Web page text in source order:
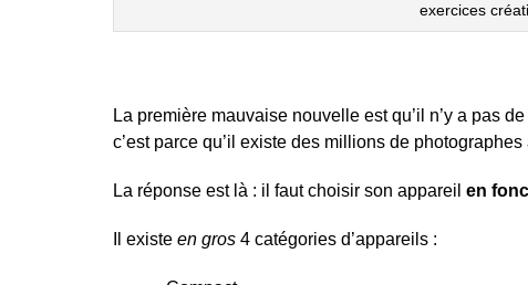
exercices
La première mauvaise nouvelle est qu’il n’y a pas
c’est parce qu’il existe des millions de
La réponse est là : il faut choisir son appareil en
Il existe en gros 4 catégories d’appareils :